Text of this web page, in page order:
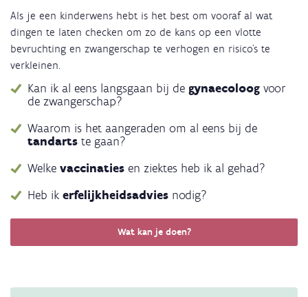
Als je een kinderwens hebt is het best om vooraf al wat
dingen te laten checken om zo de kans op een vlotte
bevruchting en zwangerschap te verhogen en risico's te
verkleinen.
Kan ik al eens langsgaan bij de gynaecoloog voor
de zwangerschap?
Waarom is het aangeraden om al eens bij de
tandarts te gaan?
Welke vaccinaties en ziektes heb ik al gehad?
Heb ik erfelijkheidsadvies nodig?
Wat kan je doen?